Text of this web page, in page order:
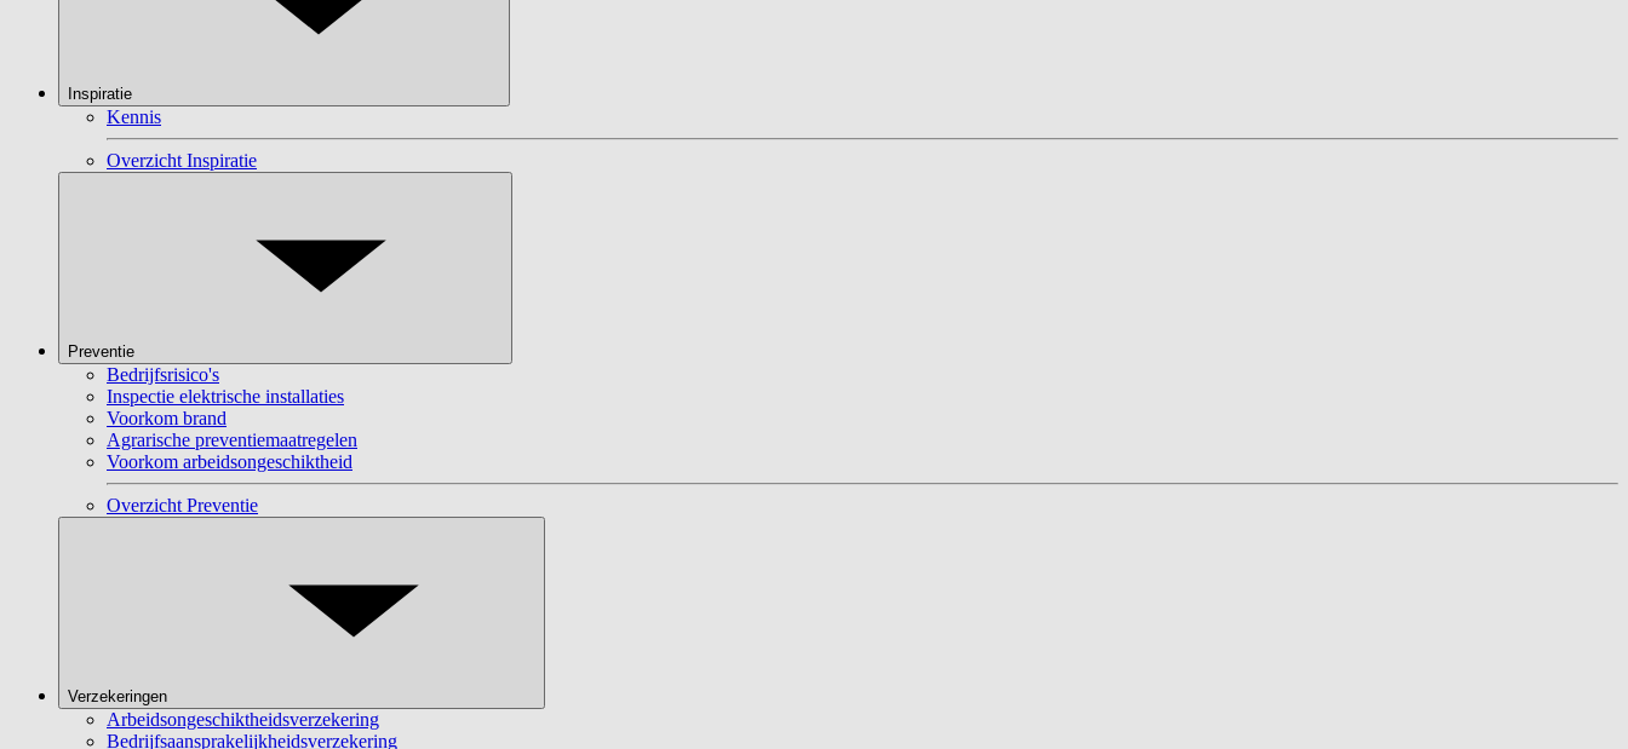
Inspiratie
Kennis
Overzicht Inspiratie
Preventie
Bedrijfsrisico's
Inspectie elektrische installaties
Voorkom brand
Agrarische preventiemaatregelen
Voorkom arbeidsongeschiktheid
Overzicht Preventie
Verzekeringen
Arbeidsongeschiktheidsverzekering
Bedrijfsaansprakelijkheidsverzekering